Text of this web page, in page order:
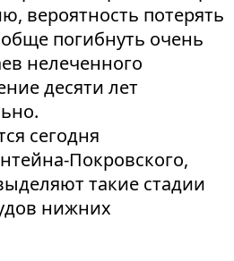
вероятность потерять
погибнуть очень
нелеченного
десяти лет
сегодня
Покровского,
такие стадии
нижних